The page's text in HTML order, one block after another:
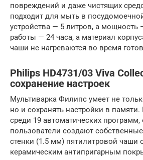
повреждений и даже чистящих
подходит для мыть в
устройства — 5 литров, а мощность
работы — 24 часа, а материал
чаши не нагреваются во время
Philips HD4731/03 Viva
сохранение настроек
Мультиварка Филипс умеет не
но и сохранять настройки в
среди 19 автоматических
пользователи создают
стенки (1.5 мм) пятилитровой чаши
керамическим антипригарным